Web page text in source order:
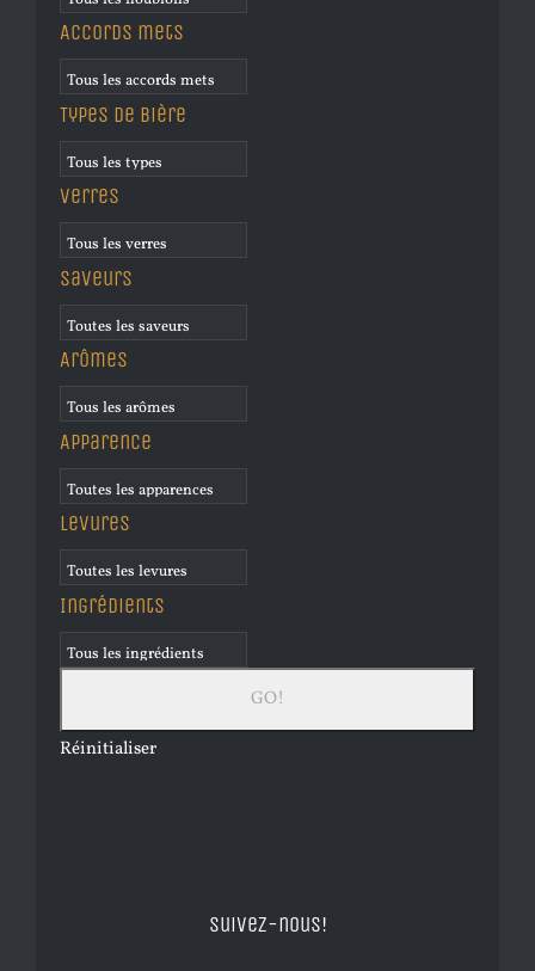
Accords mets
Types de bière
Verres
Saveurs
Arômes
Apparence
Levures
Ingrédients
Réinitialiser
Suivez-nous!